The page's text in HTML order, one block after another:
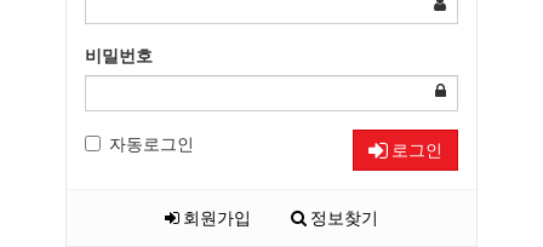
비밀번호
자동로그인 로그인
회원가입 정보찾기